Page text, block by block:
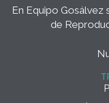
En Equipo
de